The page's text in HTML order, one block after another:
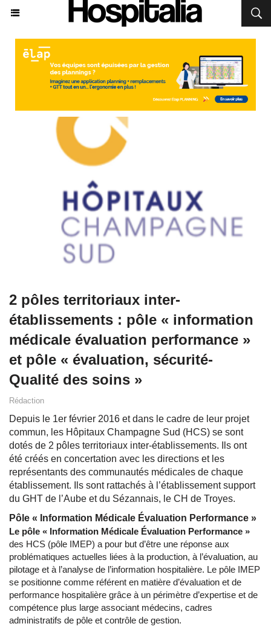
2 pôles territoriaux inter-
établissements : pôle « information
médicale évaluation performance »
et pôle « évaluation, sécurité-
Qualité des soins »
Rédaction
Depuis le 1er février 2016 et dans le cadre de leur projet
commun, les Hôpitaux Champagne Sud (HCS) se sont
dotés de 2 pôles territoriaux inter-établissements. Ils ont
été créés en concertation avec les directions et les
représentants des communautés médicales de chaque
établissement. Ils sont rattachés à l’établissement support
du GHT de l’Aube et du Sézannais, le CH de Troyes.
Pôle « Information Médicale Évaluation Performance »
Le pôle « Information Médicale Évaluation Performance »
des HCS (pôle IMEP) a pour but d’être une réponse aux
problématiques actuelles liées à la production, à l’évaluation, au
pilotage et à l’analyse de l’information hospitalière. Le pôle IMEP
se positionne comme référent en matière d’évaluation et de
performance hospitalière grâce à un périmètre d’expertise et de
compétence plus large associant médecins, cadres
administratifs de pôle et contrôle de gestion.